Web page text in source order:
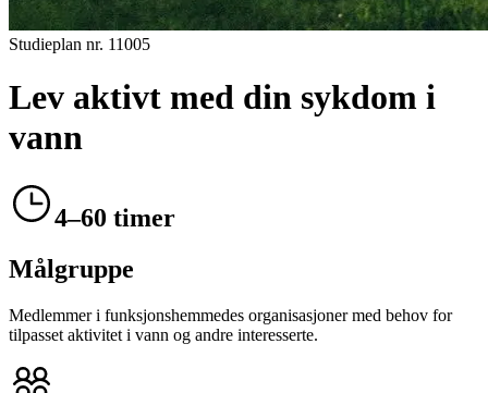
Studieplan nr. 11005
Lev aktivt med din sykdom i
vann
4–60 timer
Målgruppe
Medlemmer i funksjonshemmedes organisasjoner med behov for
tilpasset aktivitet i vann og andre interesserte.